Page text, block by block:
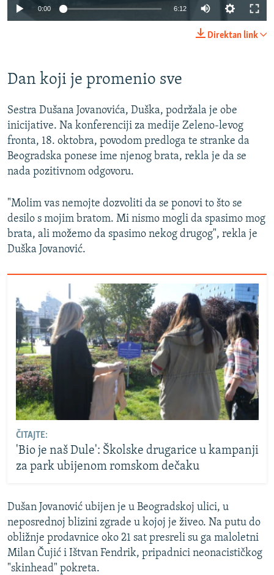
0:00 6:12
Direktan link
Dan koji je promenio sve
Sestra Dušana Jovanovića, Duška, podržala je obe
inicijative. Na konferenciji za medije Zeleno-levog
fronta, 18. oktobra, povodom predloga te stranke da
Beogradska ponese ime njenog brata, rekla je da se
nada pozitivnom odgovoru.
"Molim vas nemojte dozvoliti da se ponovi to što se
desilo s mojim bratom. Mi nismo mogli da spasimo mog
brata, ali možemo da spasimo nekog drugog", rekla je
Duška Jovanović.
ČITAJTE:
'Bio je naš Dule': Školske drugarice u kampanji
za park ubijenom romskom dečaku
Dušan Jovanović ubijen je u Beogradskoj ulici, u
neposrednoj blizini zgrade u kojoj je živeo. Na putu do
obližnje prodavnice oko 21 sat presreli su ga maloletni
Milan Čujić i Ištvan Fendrik, pripadnici neonacističkog
"skinhead" pokreta.